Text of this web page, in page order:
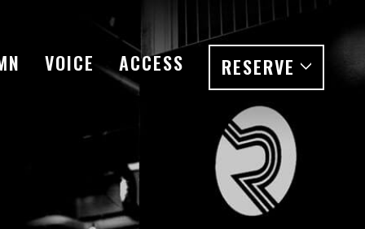
VOICE ACCESS RESERVE